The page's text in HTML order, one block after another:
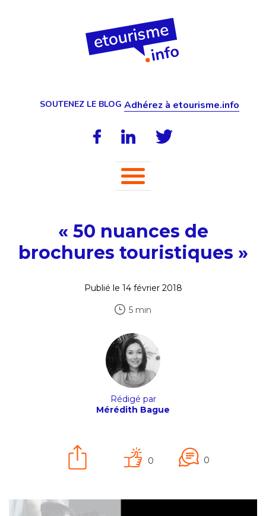
SOUTENEZ LE BLOG Adhérez à etourisme.info
« 50 nuances de
brochures touristiques »
Publié le 14 février 2018
5 min
Rédigé par
Mérédith Bague
0 0